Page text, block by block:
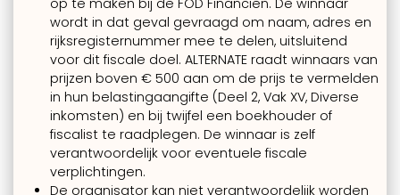
op te maken bij de FOD Financiën. De winnaar
wordt in dat geval gevraagd om naam, adres en
rijksregisternummer mee te delen, uitsluitend
voor dit fiscale doel. ALTERNATE raadt winnaars van
prijzen boven € 500 aan om de prijs te vermelden
in hun belastingaangifte (Deel 2, Vak XV, Diverse
inkomsten) en bij twijfel een boekhouder of
fiscalist te raadplegen. De winnaar is zelf
verantwoordelijk voor eventuele fiscale
verplichtingen.
De organisator kan niet verantwoordelijk worden